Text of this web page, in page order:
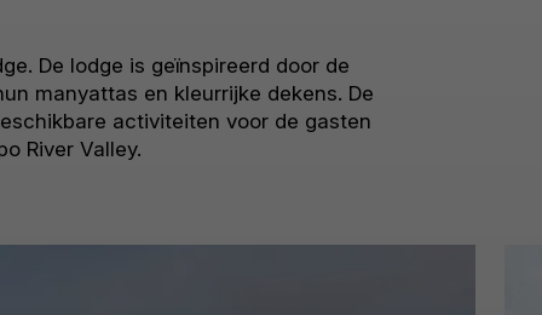
De lodge is geïnspireerd door de
manyattas en kleurrijke dekens. De
activiteiten voor de gasten
River Valley.